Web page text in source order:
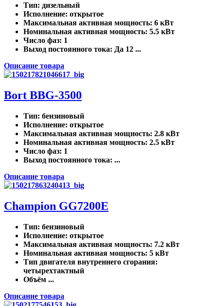
Тип: дизельный
Исполнение: открытое
Максимальная активная мощность: 6 кВт
Номинальная активная мощность: 5.5 кВт
Число фаз: 1
Выход постоянного тока: Да 12 ...
Описание товара
Bort BBG-3500
Тип: бензиновый
Исполнение: открытое
Максимальная активная мощность: 2.8 кВт
Номинальная активная мощность: 2.5 кВт
Число фаз: 1
Выход постоянного тока: ...
Описание товара
Champion GG7200E
Тип: бензиновый
Исполнение: открытое
Максимальная активная мощность: 7.2 кВт
Номинальная активная мощность: 5 кВт
Тип двигателя внутреннего сгорания:
четырехтактный
Объём ...
Описание товара